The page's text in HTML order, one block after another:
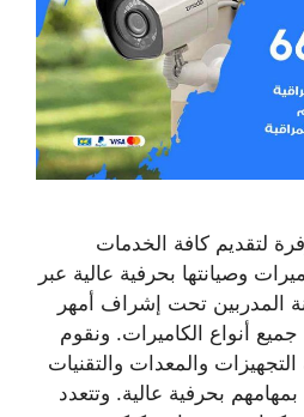
لتقديم كافة الخدمات
وصيانتها بحرفية عالية عبر
المدربين تحت إشراف أمهر
أنواع الكاميرات. ونقوم
والمعدات والتقنيات
بمهامهم بحرفية عالية. وتتعدد